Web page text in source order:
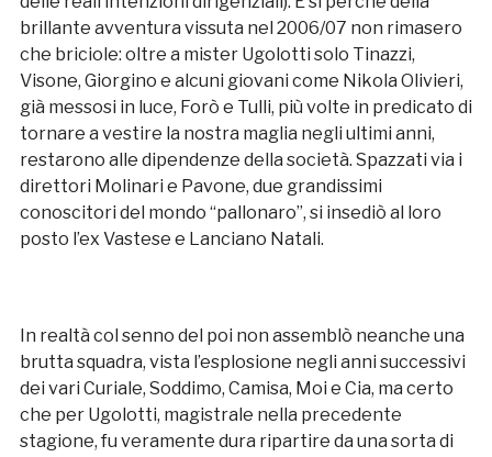
brillante avventura vissuta nel 2006/07 non rimasero
che briciole: oltre a mister Ugolotti solo Tinazzi,
Visone, Giorgino e alcuni giovani come Nikola Olivieri,
già messosi in luce, Forò e Tulli, più volte in predicato di
tornare a vestire la nostra maglia negli ultimi anni,
restarono alle dipendenze della società. Spazzati via i
direttori Molinari e Pavone, due grandissimi
conoscitori del mondo “pallonaro”, si insediò al loro
posto l’ex Vastese e Lanciano Natali.
In realtà col senno del poi non assemblò neanche una
brutta squadra, vista l’esplosione negli anni successivi
dei vari Curiale, Soddimo, Camisa, Moi e Cia, ma certo
che per Ugolotti, magistrale nella precedente
stagione, fu veramente dura ripartire da una sorta di